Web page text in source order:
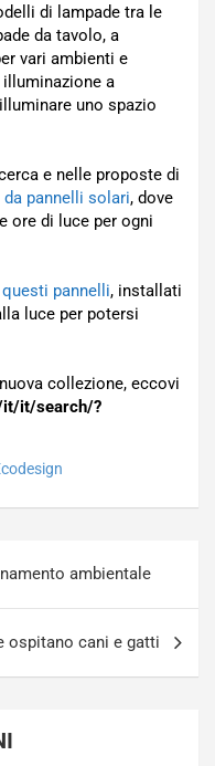
di lampade tra le
da tavolo, a
vari ambienti e
a
uno spazio
e nelle proposte di
pannelli solari, dove
ore di luce per ogni
pannelli, installati
luce per potersi
collezione, eccovi
it/it/search/?
ambientale
ospitano cani e gatti